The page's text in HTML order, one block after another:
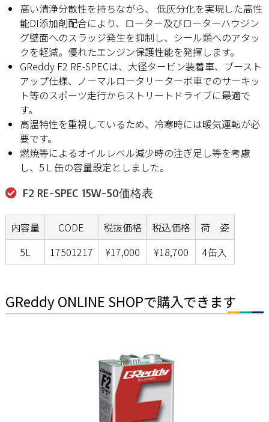
高い清浄分散性を持ちながら、 低灰分化を実現した高性
能DI添加剤配合により、ローター及びローターハウジン
グ壁面へのスラッジ発生を抑制し、シール類へのアタッ
クを軽減。優れたエンジン保護性能を発揮します。
GReddy F2 RE-SPECは、大径タービン装着車、ブースト
アップ仕様、ノーマルロータリーターボ車でのサーキッ
ト等のスポーツ走行からストリートドライブに最適で
す。
高温特性を重視しているため、冷寒時には暖気運転が必
要です。
燃焼等によるオイルレベル減少時の注ぎ足し等を考慮
し、5Ｌ缶の容量設定としました。
F2 RE-SPEC 15W-50価格表
内容量 CODE 税抜価格 税込価格
荷 姿
5L
17501217 ¥17,000 ¥18,700 4缶入
GReddy ONLINE SHOPで購入できます